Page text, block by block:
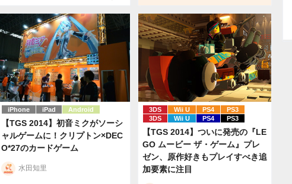
iPhone iPad Android
【TGS 2014】初音ミクがソーシ
ャルゲームに！クリプトン×DEC
O*27のカードゲーム
水田知里
3DS Wii U PS4
PS3
3DS
Wii U PS4 PS3
【TGS 2014】ついに発売の『LE
GO ムービー ザ・ゲーム』プレ
ゼン、原作好きもプレイすべき追
加要素に注目